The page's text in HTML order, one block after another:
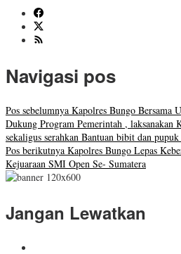
Navigasi pos
Pos sebelumnya Kapolres Bungo Bersama
Dukung Program Pemerintah , laksanakan
sekaligus serahkan Bantuan bibit dan
Pos berikutnya Kapolres Bungo Lepas
Kejuaraan SMI Open Se- Sumatera
Jangan Lewatkan